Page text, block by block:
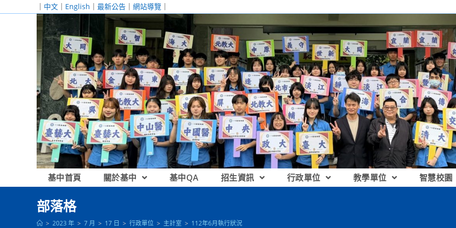
｜ 中文 ｜ English ｜ 最新公告 ｜ 網站導覽 ｜
基中首頁 關於基中 基中QA 招生資訊 行政單位 教學單位 智慧校園
部落格
> 2023 年 > 7 月 > 17 日 > 行政單位 > 主計室 > 112年6月執行狀況